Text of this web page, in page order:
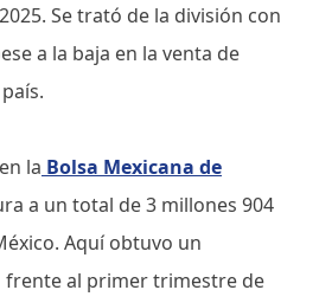
Se trató de la división con
a la baja en la venta de
la Bolsa Mexicana de
a un total de 3 millones 904
Aquí obtuvo un
frente al primer trimestre de